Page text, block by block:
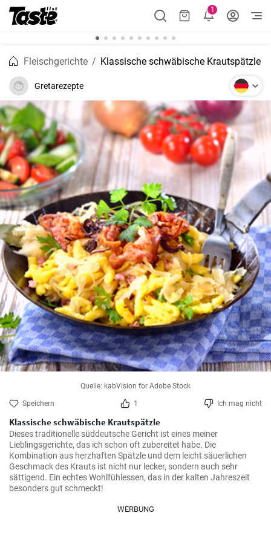
1
Fleischgerichte Klassische schwäbische Krautspätzle
Gretarezepte
Quelle: kabVision for Adobe Stock
Speichern 1 Ich mag nicht
Klassische schwäbische Krautspätzle
Dieses traditionelle süddeutsche Gericht ist eines meiner
Lieblingsgerichte, das ich schon oft zubereitet habe. Die
Kombination aus herzhaften Spätzle und dem leicht säuerlichen
Geschmack des Krauts ist nicht nur lecker, sondern auch sehr
sättigend. Ein echtes Wohlfühlessen, das in der kalten Jahreszeit
besonders gut schmeckt!
WERBUNG